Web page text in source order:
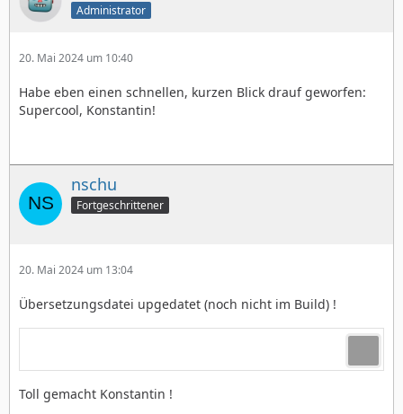
Administrator
20. Mai 2024 um 10:40
Habe eben einen schnellen, kurzen Blick drauf geworfen:
Supercool, Konstantin!
nschu
Fortgeschrittener
20. Mai 2024 um 13:04
Übersetzungsdatei upgedatet (noch nicht im Build) !
Toll gemacht Konstantin !